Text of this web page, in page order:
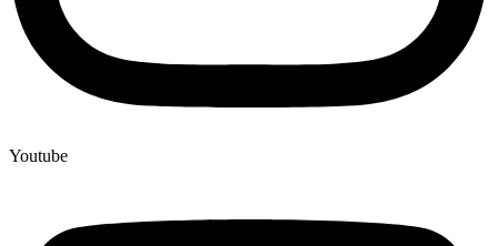
Youtube